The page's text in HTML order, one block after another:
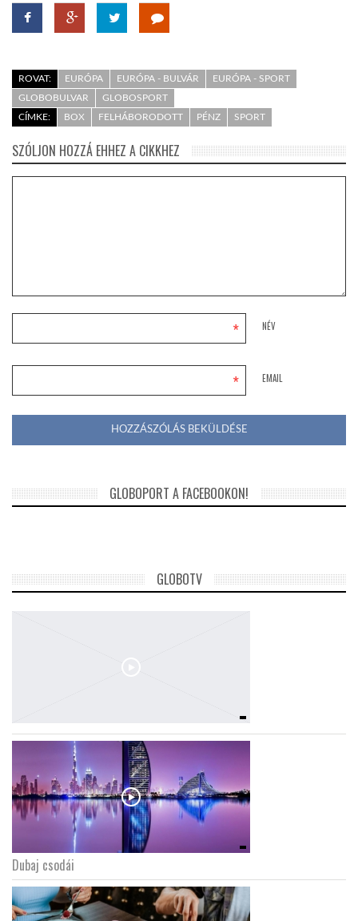
ROVAT: EURÓPA EURÓPA - BULVÁR
EURÓPA - SPORT
GLOBOBULVAR
GLOBOSPORT
CÍMKE:
BOX FELHÁBORODOTT PÉNZ SPORT
SZÓLJON HOZZÁ EHHEZ A CIKKHEZ
NÉV
*
EMAIL
*
GLOBOPORT A FACEBOOKON!
GLOBOTV
Dubaj csodái